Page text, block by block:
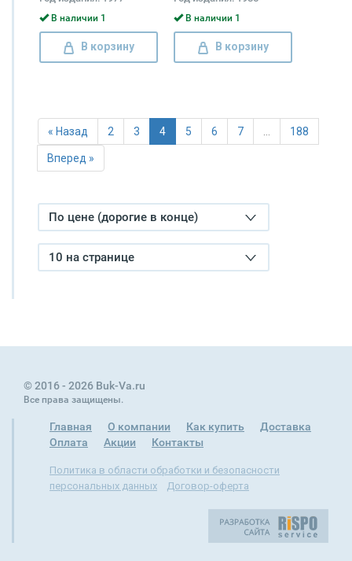
В наличии 1
В корзину
В наличии 1
В корзину
« Назад 2 3 4 5 6 7 … 188
Вперед »
По цене (дорогие в конце)
10 на странице
© 2016 - 2026 Buk-Va.ru
Все права защищены.
Главная О компании Как купить
Доставка
Оплата
Акции Контакты
Политика в области обработки и безопасности
персональных данных
Договор-оферта